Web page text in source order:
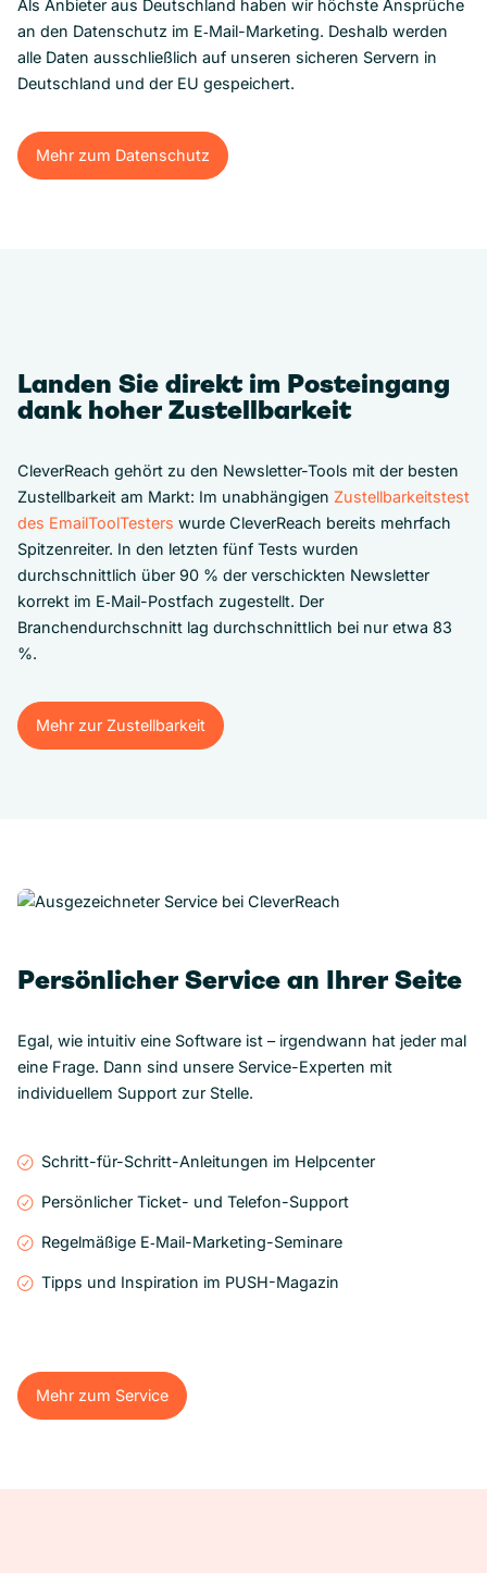
Als Anbieter aus Deutschland haben wir höchste Ansprüche
an den Datenschutz im E‑Mail-Marketing. Deshalb werden
alle Daten ausschließlich auf unseren sicheren Servern in
Deutschland und der EU gespeichert.
Mehr zum Datenschutz
Mehr zum Datenschutz
Landen Sie direkt im Posteingang
dank hoher Zustellbarkeit
CleverReach gehört zu den Newsletter-Tools mit der besten
Zustellbarkeit am Markt: Im unabhängigen Zustellbarkeitstest
des EmailToolTesters wurde CleverReach bereits mehrfach
Spitzenreiter. In den letzten fünf Tests wurden
durchschnittlich über 90 % der verschickten Newsletter
korrekt im E‑Mail-Postfach zugestellt. Der
Branchendurchschnitt lag durchschnittlich bei nur etwa 83
%.
Mehr zur Zustellbarkeit
Mehr zur Zustellbarkeit
Persönlicher Service an Ihrer Seite
Egal, wie intuitiv eine Software ist – irgendwann hat jeder mal
eine Frage. Dann sind unsere Service-Experten mit
individuellem Support zur Stelle.
Schritt-für-Schritt-Anleitungen im Helpcenter
Persönlicher Ticket- und Telefon-Support
Regelmäßige E‑Mail-Marketing-Seminare
Tipps und Inspiration im PUSH-Magazin
Mehr zum Service
Mehr zum Service